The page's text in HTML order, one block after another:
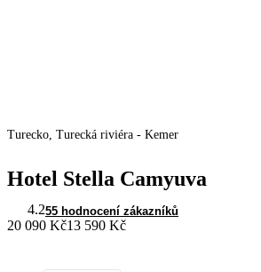
Turecko, Turecká riviéra - Kemer
Hotel Stella Camyuva
4.255 hodnocení zákazníků
20 090 Kč13 590 Kč